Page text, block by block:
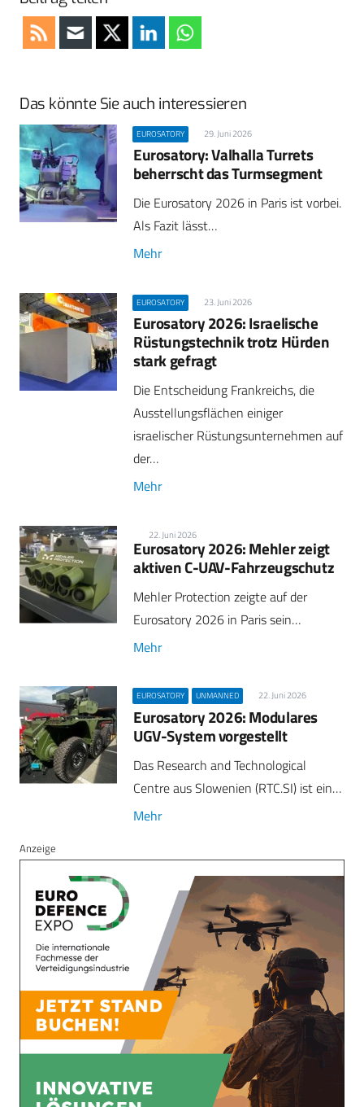
Das könnte Sie auch interessieren
EUROSATORY 29. Juni 2026
Eurosatory: Valhalla Turrets
beherrscht das Turmsegment
Die Eurosatory 2026 in Paris ist vorbei.
Als Fazit lässt…
Mehr
EUROSATORY 23. Juni 2026
Eurosatory 2026: Israelische
Rüstungstechnik trotz Hürden
stark gefragt
Die Entscheidung Frankreichs, die
Ausstellungsflächen einiger
israelischer Rüstungsunternehmen auf
der…
Mehr
22. Juni 2026
Eurosatory 2026: Mehler zeigt
aktiven C-UAV-Fahrzeugschutz
Mehler Protection zeigte auf der
Eurosatory 2026 in Paris sein…
Mehr
EUROSATORY UNMANNED 22. Juni 2026
Eurosatory 2026: Modulares
UGV-System vorgestellt
Das Research and Technological
Centre aus Slowenien (RTC.SI) ist ein…
Mehr
Anzeige